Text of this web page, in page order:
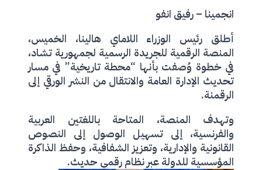
انجمينا – رفيق انفو
أطلق رئيس الوزراء اللاماي هالينا، الخميس،
المنصة الرقمية للجريدة الرسمية لجمهورية تشاد،
في خطوة وُصفت بأنها “محطة تاريخية” في مسار
تحديث الإدارة العامة والانتقال من النشر الورقي إلى
الرقمنة.
وتهدف المنصة، المتاحة باللغتين العربية
والفرنسية، إلى تسهيل الوصول إلى النصوص
القانونية والإدارية، وتعزيز الشفافية، وحفظ الذاكرة
المؤسسية للدولة عبر نظام رقمي حديث.